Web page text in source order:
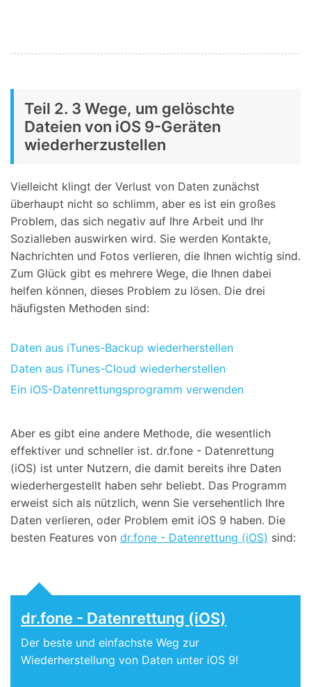
Teil 2. 3 Wege, um gelöschte
Dateien von iOS 9-Geräten
wiederherzustellen
Vielleicht klingt der Verlust von Daten zunächst
überhaupt nicht so schlimm, aber es ist ein großes
Problem, das sich negativ auf Ihre Arbeit und Ihr
Sozialleben auswirken wird. Sie werden Kontakte,
Nachrichten und Fotos verlieren, die Ihnen wichtig sind.
Zum Glück gibt es mehrere Wege, die Ihnen dabei
helfen können, dieses Problem zu lösen. Die drei
häufigsten Methoden sind:
Daten aus iTunes-Backup wiederherstellen
Daten aus iTunes-Cloud wiederherstellen
Ein iOS-Datenrettungsprogramm verwenden
Aber es gibt eine andere Methode, die wesentlich
effektiver und schneller ist. dr.fone - Datenrettung
(iOS) ist unter Nutzern, die damit bereits ihre Daten
wiederhergestellt haben sehr beliebt. Das Programm
erweist sich als nützlich, wenn Sie versehentlich Ihre
Daten verlieren, oder Problem emit iOS 9 haben. Die
besten Features von dr.fone - Datenrettung (iOS) sind:
dr.fone - Datenrettung (iOS)
Der beste und einfachste Weg zur
Wiederherstellung von Daten unter iOS 9!